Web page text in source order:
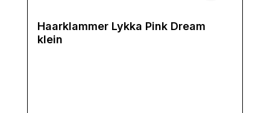
Haarklammer Lykka Pink Dream
klein